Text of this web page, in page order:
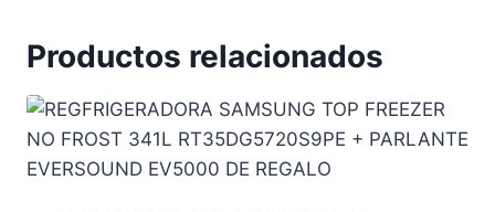
Productos relacionados